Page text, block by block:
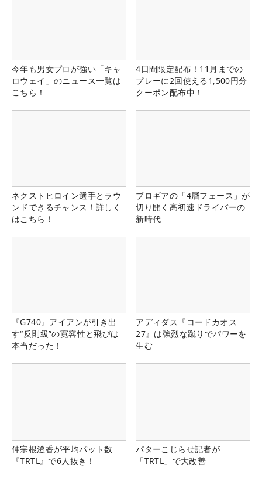
今年も男女プロが強い「キャ
ロウェイ」のニュース一覧は
こちら！
4日間限定配布！11月までの
プレーに2回使える1,500円分
クーポン配布中！
ネクストヒロイン選手とラウ
ンドできるチャンス！詳しく
はこちら！
プロギアの「4層フェース」が
切り開く高初速ドライバーの
新時代
『G740』アイアンが引き出
す“反則級”の寛容性と飛びは
本当だった！
アディダス『コードカオス
27』は強烈な蹴りでパワーを
生む
仲宗根澄香が平均パット数
『TRTL』で6人抜き！
パターこじらせ記者が
「TRTL」で大改善